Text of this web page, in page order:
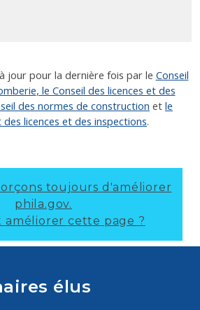
jour pour la dernière fois par le Conseil
, le Conseil des licences et des
des normes de construction et le
licences et des inspections.
toujours d'améliorer
phila.gov.
améliorer cette page ?
élus